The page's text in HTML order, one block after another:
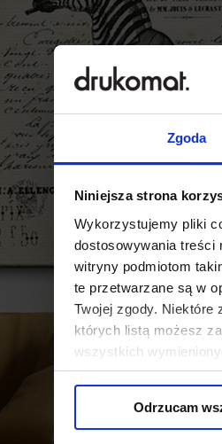
Zgoda
Niniejsza strona
Wykorzystujemy pliki
dostosowywania treści
witryny podmiotom
te przetwarzane są w
Twojej zgody. Niektóre
których listą możesz
wszystkich
cookies niezbędnych
Odrzucam